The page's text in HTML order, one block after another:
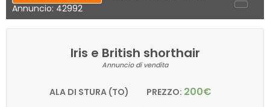
Annuncio: 42992
Iris e British shorthair
Annuncio di vendita
ALA DI STURA (TO) PREZZO: 200€